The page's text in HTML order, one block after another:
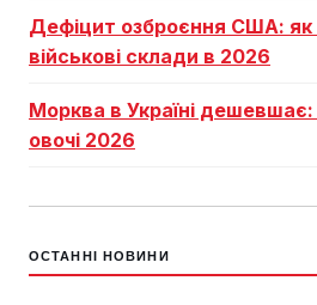
Дефіцит озброєння США:
військові склади в 2026
Морква в Україні дешевшає:
овочі 2026
ОСТАННІ НОВИНИ